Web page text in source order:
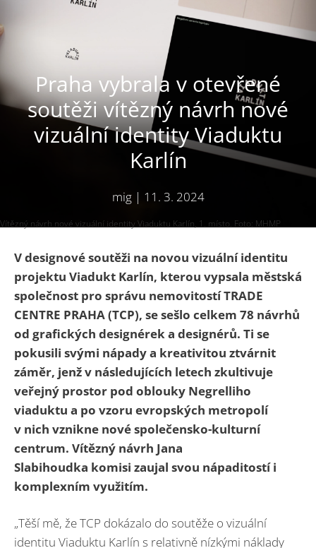
Praha vybrala v otevřené
soutěži vítězný návrh nové
vizuální identity Viaduktu
Karlín
mig| 11. 3. 2024
Vítězný návrh nové vizuální identity Viaduktu Karlín, 1. místo. Foto: MHMP
V designové soutěži na novou vizuální identitu
projektu Viadukt Karlín, kterou vypsala městská
společnost pro správu nemovitostí TRADE
CENTRE PRAHA (TCP), se sešlo celkem 78 návrhů
od grafických designérek a designérů. Ti se
pokusili svými nápady a kreativitou ztvárnit
záměr, jenž v následujících letech zkultivuje
veřejný prostor pod oblouky Negrelliho
viaduktu a po vzoru evropských metropolí
v nich vznikne nové společensko-kulturní
centrum. Vítězný návrh Jana
Slabihoudka komisi zaujal svou nápaditostí i
komplexním využitím.
„Těší mě, že TCP dokázalo do soutěže o vizuální
identitu Viaduktu Karlín s relativně nízkými náklady